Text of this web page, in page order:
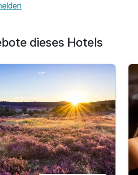
dieses Hotels